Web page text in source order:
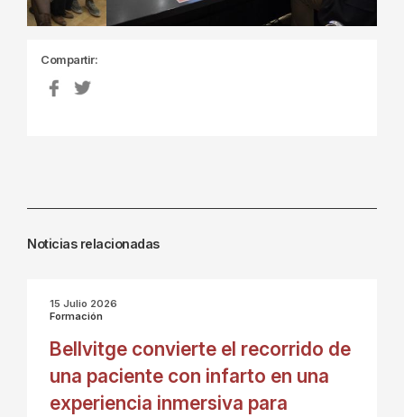
Compartir:
Noticias relacionadas
15 Julio 2026
Formación
Bellvitge convierte el recorrido de
una paciente con infarto en una
experiencia inmersiva para